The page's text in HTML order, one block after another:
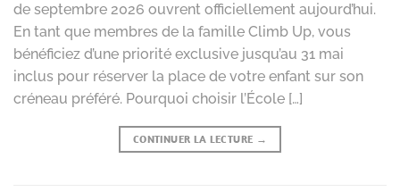
de septembre 2026 ouvrent officiellement aujourd’hui.
En tant que membres de la famille Climb Up, vous
bénéficiez d’une priorité exclusive jusqu’au 31 mai
inclus pour réserver la place de votre enfant sur son
créneau préféré. Pourquoi choisir l’École […]
CONTINUER LA LECTURE →